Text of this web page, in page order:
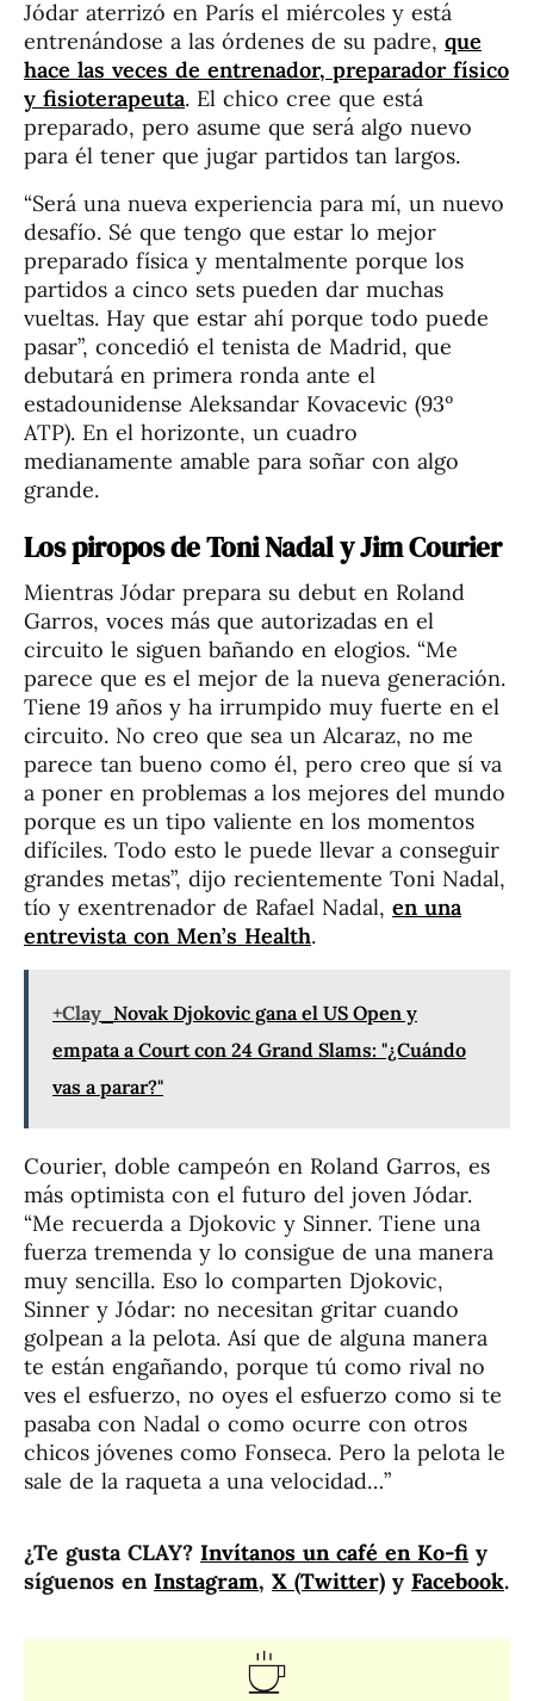
Jódar aterrizó en París el miércoles y está
entrenándose a las órdenes de su padre, que
hace las veces de entrenador, preparador físico
y fisioterapeuta. El chico cree que está
preparado, pero asume que será algo nuevo
para él tener que jugar partidos tan largos.
“Será una nueva experiencia para mí, un nuevo
desafío. Sé que tengo que estar lo mejor
preparado física y mentalmente porque los
partidos a cinco sets pueden dar muchas
vueltas. Hay que estar ahí porque todo puede
pasar”, concedió el tenista de Madrid, que
debutará en primera ronda ante el
estadounidense Aleksandar Kovacevic (93º
ATP). En el horizonte, un cuadro
medianamente amable para soñar con algo
grande.
Los piropos de Toni Nadal y Jim Courier
Mientras Jódar prepara su debut en Roland
Garros, voces más que autorizadas en el
circuito le siguen bañando en elogios. “Me
parece que es el mejor de la nueva generación.
Tiene 19 años y ha irrumpido muy fuerte en el
circuito. No creo que sea un Alcaraz, no me
parece tan bueno como él, pero creo que sí va
a poner en problemas a los mejores del mundo
porque es un tipo valiente en los momentos
difíciles. Todo esto le puede llevar a conseguir
grandes metas”, dijo recientemente Toni Nadal,
tío y exentrenador de Rafael Nadal, en una
entrevista con Men’s Health.
+Clay Novak Djokovic gana el US Open y
empata a Court con 24 Grand Slams: "¿Cuándo
vas a parar?"
Courier, doble campeón en Roland Garros, es
más optimista con el futuro del joven Jódar.
“Me recuerda a Djokovic y Sinner. Tiene una
fuerza tremenda y lo consigue de una manera
muy sencilla. Eso lo comparten Djokovic,
Sinner y Jódar: no necesitan gritar cuando
golpean a la pelota. Así que de alguna manera
te están engañando, porque tú como rival no
ves el esfuerzo, no oyes el esfuerzo como si te
pasaba con Nadal o como ocurre con otros
chicos jóvenes como Fonseca. Pero la pelota le
sale de la raqueta a una velocidad…”
¿Te gusta CLAY? Invítanos un café en Ko-fi y
síguenos en Instagram, X (Twitter) y Facebook.